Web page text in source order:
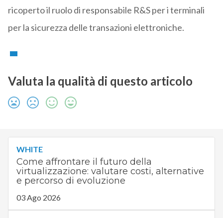
ricoperto il ruolo di responsabile R&S per i terminali
per la sicurezza delle transazioni elettroniche.
Valuta la qualità di questo articolo
WHITE
Come affrontare il futuro della
virtualizzazione: valutare costi, alternative
e percorso di evoluzione
03 Ago 2026